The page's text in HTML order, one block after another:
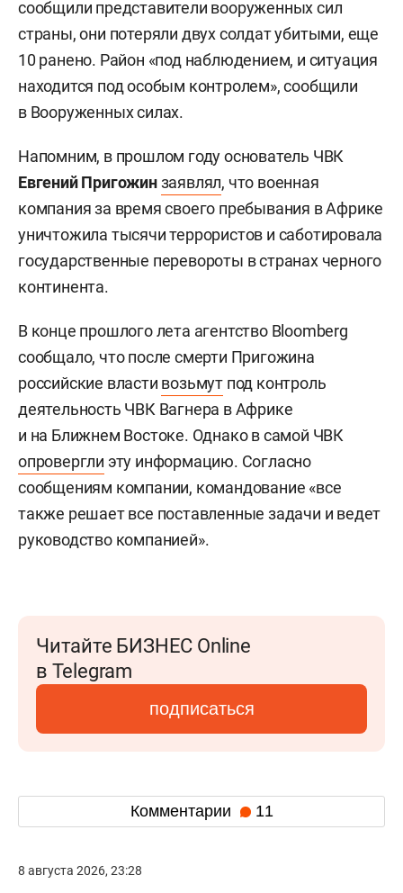
сообщили представители вооруженных сил
страны, они потеряли двух солдат убитыми, еще
10 ранено. Район «под наблюдением, и ситуация
находится под особым контролем», сообщили
в Вооруженных силах.
Напомним, в прошлом году основатель ЧВК
Евгений Пригожинзаявлял, что военная
компания за время своего пребывания в Африке
уничтожила тысячи террористов и саботировала
государственные перевороты в странах черного
континента.
В конце прошлого лета агентство Bloomberg
сообщало, что после смерти Пригожина
российские власти возьмут под контроль
деятельность ЧВК Вагнера в Африке
и на Ближнем Востоке. Однако в самой ЧВК
опровергли эту информацию. Согласно
сообщениям компании, командование «все
также решает все поставленные задачи и ведет
руководство компанией».
Читайте БИЗНЕС Online
в Telegram
подписаться
Комментарии 11
8 августа 2026, 23:28